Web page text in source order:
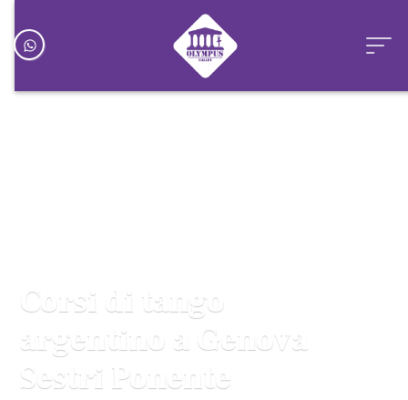
Corsi di tango
argentino a Genova
Sestri Ponente